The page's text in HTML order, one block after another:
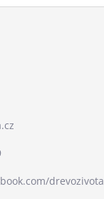
drevozivota